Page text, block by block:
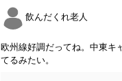
飲んだくれ老人
欧州線好調だってね。中東キ
てるみたい。